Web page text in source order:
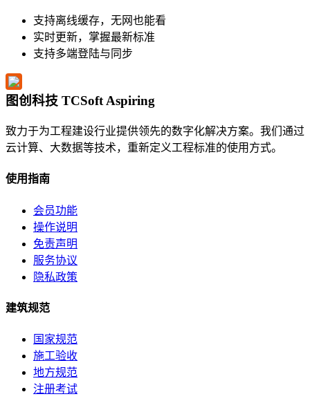
支持离线缓存，无网也能看
实时更新，掌握最新标准
支持多端登陆与同步
图创科技 TCSoft Aspiring
致力于为工程建设行业提供领先的数字化解决方案。我们通过
云计算、大数据等技术，重新定义工程标准的使用方式。
使用指南
会员功能
操作说明
免责声明
服务协议
隐私政策
建筑规范
国家规范
施工验收
地方规范
注册考试